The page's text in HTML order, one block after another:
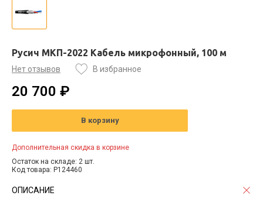
Русич МКП-2022 Кабель микрофонный, 100 м
Нет отзывов В избранное
20 700 ₽
В корзину
Дополнительная скидка в корзине
Остаток на складе: 2 шт.
Код товара: P124460
ОПИСАНИЕ